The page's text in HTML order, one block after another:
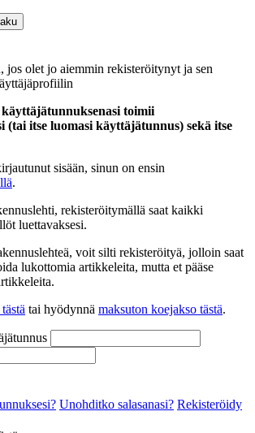
jos olet jo aiemmin rekisteröitynyt ja sen
toimii
(tai itse luomasi käyttäjätunnus) sekä itse
sisään, sinun on ensin
.
rekisteröitymällä saat kaikki
luettavaksesi.
voit silti rekisteröityä, jolloin saat
lukottomia artikkeleita, mutta et pääse
tai hyödynnä maksuton koejakso tästä.
Unohditko salasanasi? Rekisteröidy